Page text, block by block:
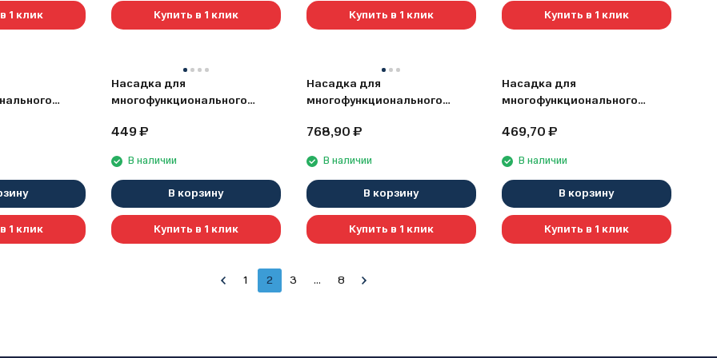
1 клик Купить в 1 клик Купить в 1 клик Купить в 1 клик
1 клик
Насадка для
многофункционального
1820.004300
449₽
В наличии
В корзину
Купить в 1 клик
Насадка для
многофункционального
1820.005800
768,90₽
В наличии
В корзину
Купить в 1 клик
Насадка для
многофункционального
1820.007800
469,70₽
В наличии
В корзину
Купить в 1 клик
1 2 3 ... 8